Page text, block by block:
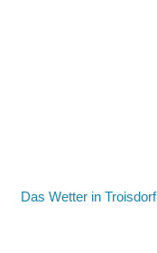
Das Wetter in Troisdorf